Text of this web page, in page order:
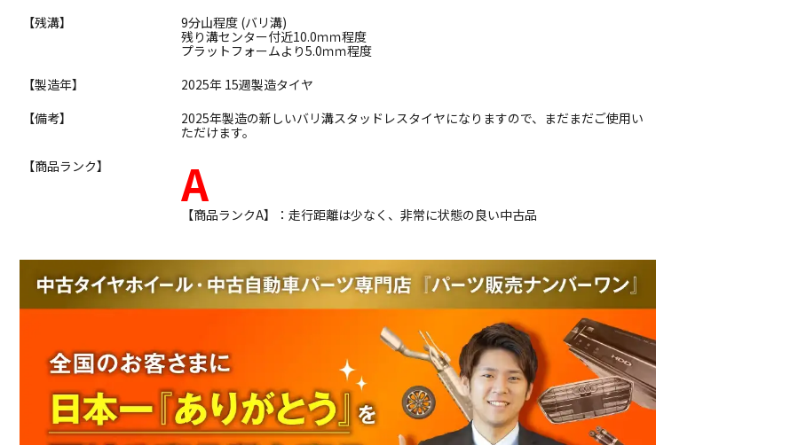
【残溝】
9分山程度 (バリ溝)
残り溝センター付近10.0ｍｍ程度
プラットフォームより5.0ｍｍ程度
【製造年】
2025年 15週製造タイヤ
【備考】
2025年製造の新しいバリ溝スタッドレスタイヤになりますので、まだまだご使用い
ただけます。
【商品ランク】
A
【商品ランクA】：走行距離は少なく、非常に状態の良い中古品